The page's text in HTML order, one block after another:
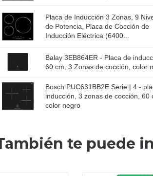
Placa de Inducción 3 Zonas, 9
de Potencia, Placa de Cocción de
Inducción Eléctrica (6400...
Balay 3EB864ER - Placa de
60 cm, 3 Zonas de cocción, color
Bosch PUC631BB2E Serie | 4 -
inducción, 3 zonas de cocción, 60
color negro
te puede